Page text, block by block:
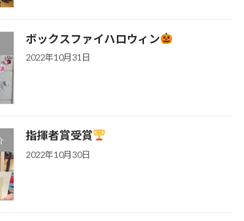
ボックスファイハロウィン
2022年10月31日
指揮者賞受賞
2022年10月30日